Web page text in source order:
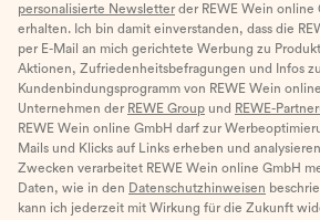
personalisierte Newsletter der REWE Wein
erhalten. Ich bin damit einverstanden, dass die
per E-Mail an mich gerichtete Werbung zu
Aktionen, Zufriedenheitsbefragungen und Infos
Kundenbindungsprogramm von REWE Wein
Unternehmen der REWE Group und REWE-
REWE Wein online GmbH darf zur
Mails und Klicks auf Links erheben und
Zwecken verarbeitet REWE Wein online GmbH
Daten, wie in den Datenschutzhinweisen
kann ich jederzeit mit Wirkung für die Zukunft